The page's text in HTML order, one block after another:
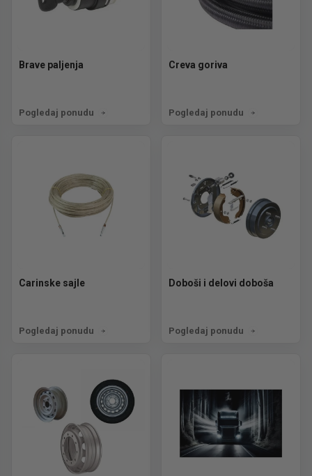
Brave paljenja
Pogledaj ponudu
Creva goriva
Pogledaj ponudu
Carinske sajle
Pogledaj ponudu
Doboši i delovi doboša
Pogledaj ponudu